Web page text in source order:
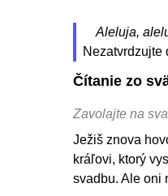
Aleluja,
Nezatvrdzujte
Čítanie zo
Zavolajte na
Ježiš znova
kráľovi, ktorý
svadbu. Ale oni